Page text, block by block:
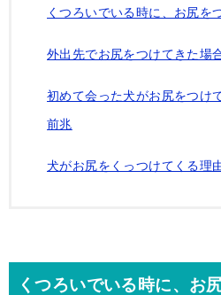
くつろいでいる時に、お尻を
外出先でお尻をつけてきた場
初めて会った犬がお尻をつけ
前兆
犬がお尻をくっつけてくる理
くつろいでいる時に、お